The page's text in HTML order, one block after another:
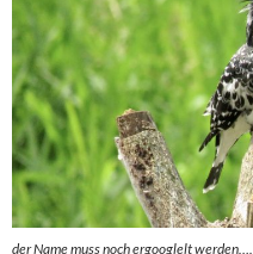
der Name muss noch ergooglelt werden….